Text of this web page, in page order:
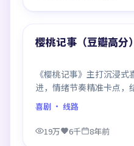
热门
樱桃记事（豆瓣高分）
《樱桃记事》主打沉浸
进，情绪节奏精准卡点，
合喜欢慢热好戏的观众。
喜剧 · 线路
19万 6千
8年前